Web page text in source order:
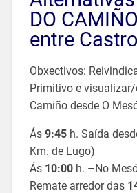
DO
entre
Obxectivos:
Primitivo e
Camiño desde O
Ás 9:45h. Saída
Km. de Lugo)
Ás 10:00h. –No
Remate arredor das